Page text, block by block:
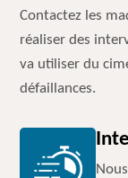
Contactez les
réaliser des
va utiliser du
défaillances.